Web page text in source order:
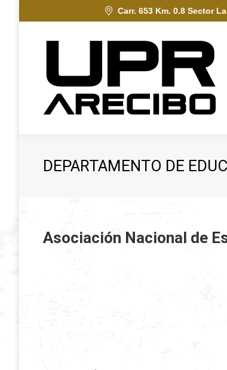
Carr. 653 Km. 0.8 Sector
DEPARTAMENTO DE
Asociación Nacional de